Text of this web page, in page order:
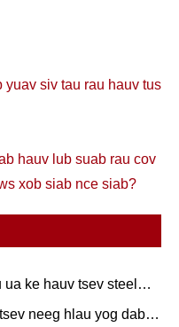
yuav siv tau rau hauv tus
hauv lub suab rau cov
xob siab nce siab?
ke hauv tsev steel
tsim qauv ib txwm
neeg hlau yog dab